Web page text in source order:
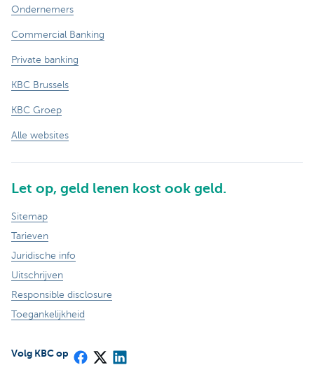
Ondernemers
Commercial Banking
Private banking
KBC Brussels
KBC Groep
Alle websites
Let op, geld lenen kost ook geld.
Sitemap
Tarieven
Juridische info
Uitschrijven
Responsible disclosure
Toegankelijkheid
Volg KBC op